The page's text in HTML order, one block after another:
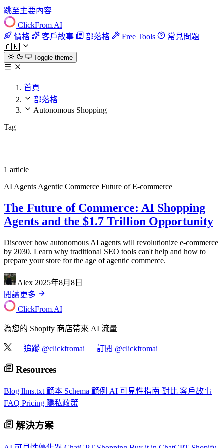
跳至主要內容
ClickFrom.AI
價格
客戶故事 部落格 Free Tools
常見問題
🇨🇳
Toggle theme
首頁
部落格
Autonomous Shopping
Tag
1 article
AI Agents Agentic Commerce Future of E-commerce
The Future of Commerce: AI Shopping
Agents and the $1.7 Trillion Opportunity
Discover how autonomous AI agents will revolutionize e-commerce
by 2030. Learn why traditional SEO tools can't help and how to
prepare your store for the age of agentic commerce.
Alex 2025年8月8日
閱讀更多
ClickFrom.AI
為您的 Shopify 商店帶來 AI 流量
追蹤 @clickfromai 訂閱 @clickfromai
Resources
Blog llms.txt 範本 Schema 範例 AI 可見性指南 對比 客戶故事
FAQ Pricing 隱私政策
解決方案